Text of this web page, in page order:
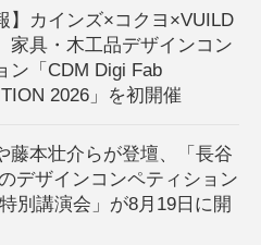
】カインズ×コクヨ×VUILD
家具・木工品デザインコン
ン「CDM Digi Fab
2026」を初開催
藤本壮介らが登壇、「長谷
デザインコンペティション
別講演会」が8月19日に開